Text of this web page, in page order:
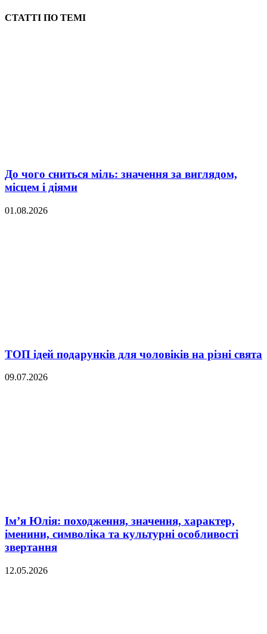
СТАТТІ ПО ТЕМІ
До чого сниться міль: значення за виглядом,
місцем і діями
01.08.2026
ТОП ідей подарунків для чоловіків на різні свята
09.07.2026
Ім’я Юлія: походження, значення, характер,
іменини, символіка та культурні особливості
звертання
12.05.2026